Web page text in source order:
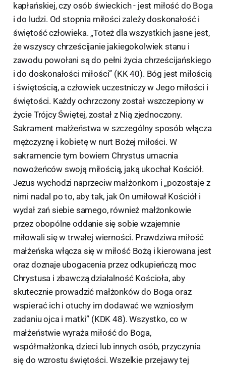
kapłańskiej, czy osób świeckich - jest miłość do Boga
i do ludzi. Od stopnia miłości zależy doskonałość i
świętość człowieka. „Toteż dla wszystkich jasne jest,
że wszyscy chrześcijanie jakiegokolwiek stanu i
zawodu powołani są do pełni życia chrześcijańskiego
i do doskonałości miłości” (KK 40). Bóg jest miłością
i świętością, a człowiek uczestniczy w Jego miłości i
świętości. Każdy ochrzczony został wszczepiony w
życie Trójcy Świętej, został z Nią zjednoczony.
Sakrament małżeństwa w szczególny sposób włącza
mężczyznę i kobietę w nurt Bożej miłości. W
sakramencie tym bowiem Chrystus umacnia
nowożeńców swoją miłością, jaką ukochał Kościół.
Jezus wychodzi naprzeciw małżonkom i „pozostaje z
nimi nadal po to, aby tak, jak On umiłował Kościół i
wydał zań siebie samego, również małżonkowie
przez obopólne oddanie się sobie wzajemnie
miłowali się w trwałej wierności. Prawdziwa miłość
małżeńska włącza się w miłość Bożą i kierowana jest
oraz doznaje ubogacenia przez odkupieńczą moc
Chrystusa i zbawczą działalność Kościoła, aby
skutecznie prowadzić małżonków do Boga oraz
wspierać ich i otuchy im dodawać we wzniosłym
zadaniu ojca i matki” (KDK 48). Wszystko, co w
małżeństwie wyraża miłość do Boga,
współmałżonka, dzieci lub innych osób, przyczynia
się do wzrostu świętości. Wszelkie przejawy tej